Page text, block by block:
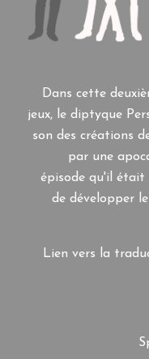
Dans cette
jeux, le diptyque
son des créations
par une
épisode qu'il était
de développer
Lien vers la